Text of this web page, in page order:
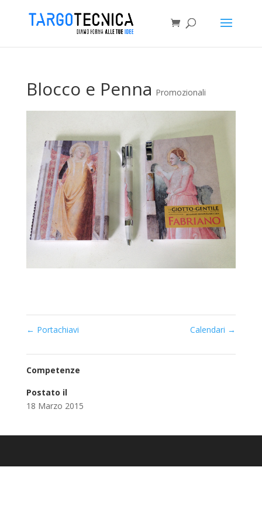
Blocco e Penna Promozionali
← Portachiavi Calendari →
Competenze
Postato il
18 Marzo 2015